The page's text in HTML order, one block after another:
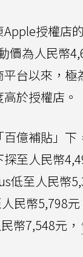
授權店
價為人民幣
台以來，極
於授權店。
億補貼」下
至人民幣
低至人民幣
民幣5,798
幣7,548元，